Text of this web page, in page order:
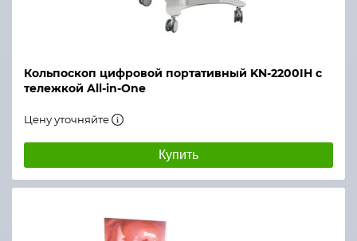
Кольпоскоп цифровой портативный KN-2200IH с
тележкой All-in-One
Цену уточняйте
Купить